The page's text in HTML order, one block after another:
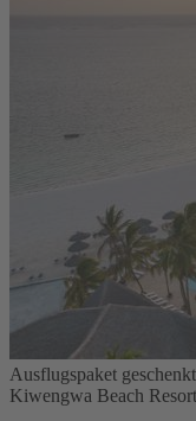
Ausflugspaket geschenkt
Kiwengwa Beach